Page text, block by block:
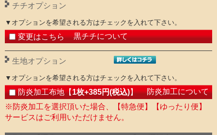
チチオプション
▼オプションを希望される方はチェックを入れて下さい。
変更はこちら 黒チチについて
生地オプション
▼オプションを希望される方はチェックを入れて下さい。
防炎加工布地【1枚+385円(税込)】
防炎加工について
※防炎加工を選択頂いた場合、【特急便】【ゆったり便】
サービスはご利用いただけません。